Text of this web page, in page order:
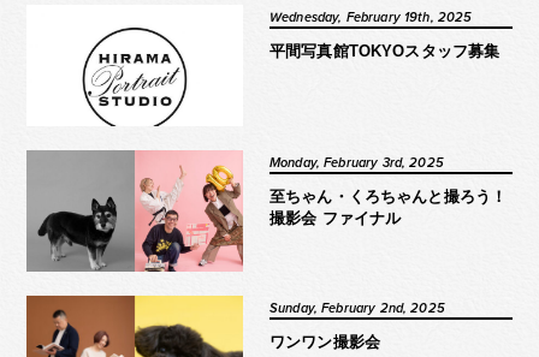
Wednesday, February 19th, 2025
平間写真館TOKYOスタッフ募集
Monday, February 3rd, 2025
至ちゃん・くろちゃんと撮ろう！
撮影会 ファイナル
Sunday, February 2nd, 2025
ワンワン撮影会